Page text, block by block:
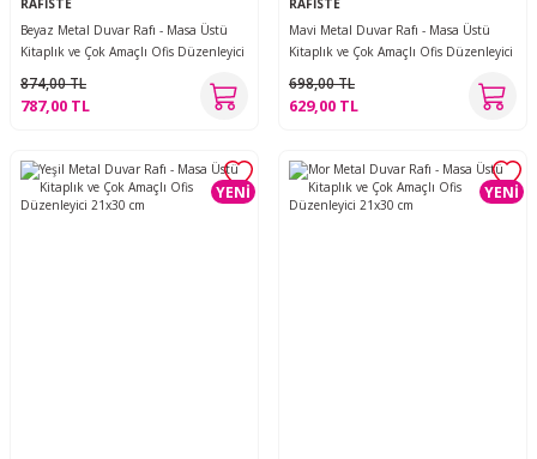
RAFİSTE
Beyaz Metal Duvar Rafı - Masa Üstü
Kitaplık ve Çok Amaçlı Ofis Düzenleyici
874,00 TL
787,00 TL
RAFİSTE
Mavi Metal Duvar Rafı - Masa Üstü
Kitaplık ve Çok Amaçlı Ofis Düzenleyici
698,00 TL
629,00 TL
YENİ YENİ